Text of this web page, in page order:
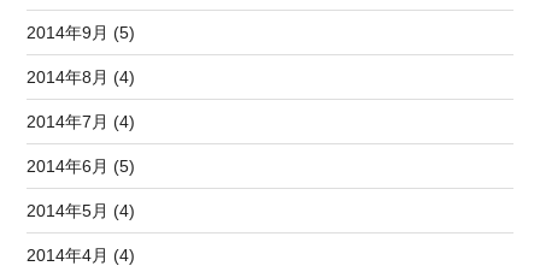
2014年9月 (5)
2014年8月 (4)
2014年7月 (4)
2014年6月 (5)
2014年5月 (4)
2014年4月 (4)